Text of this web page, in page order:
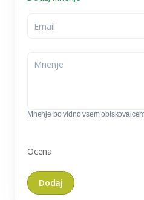
Mnenje bo vidno vsem
Ocena